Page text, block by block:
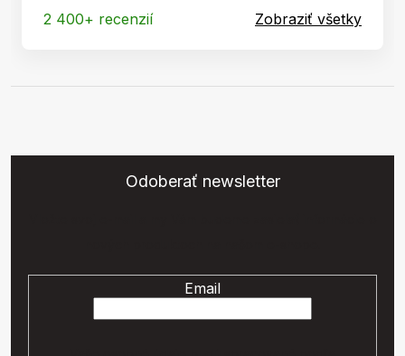
2 400+ recenzií Zobraziť všetky
Odoberať newsletter
Email